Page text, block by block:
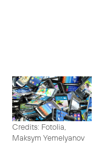
Credits: Fotolia,
Maksym Yemelyanov